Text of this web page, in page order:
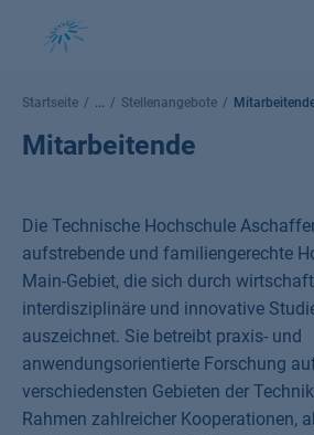
Startseite ... Stellenangebote
Mitarbeitende
Die Technische Hochschule
aufstrebende und familiengerechte
Main-Gebiet, die sich durch
interdisziplinäre und innovative
auszeichnet. Sie betreibt praxis- und
anwendungsorientierte Forschung
verschiedensten Gebieten der
Rahmen zahlreicher Kooperationen,